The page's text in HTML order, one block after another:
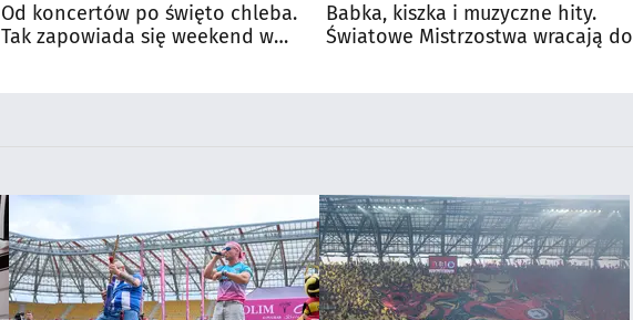
Od koncertów po święto chleba.
Tak zapowiada się weekend w
Babka, kiszka i muzyczne hity.
Światowe Mistrzostwa wracają do